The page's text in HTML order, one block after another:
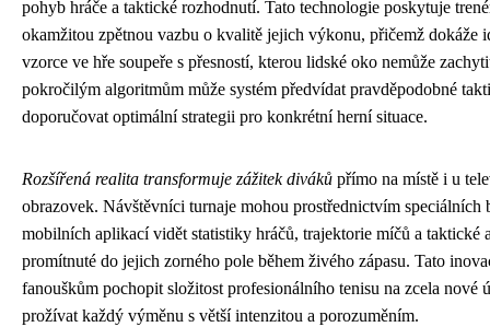
pohyb hráče a taktické rozhodnutí. Tato technologie poskytuje
okamžitou zpětnou vazbu o kvalitě jejich výkonu, přičemž dokáže
vzorce ve hře soupeře s přesností, kterou lidské oko nemůže
pokročilým algoritmům může systém předvídat pravděpodobné
doporučovat optimální strategii pro konkrétní herní situace.
Rozšířená realita transformuje zážitek diváků přímo na místě i u
obrazovek. Návštěvníci turnaje mohou prostřednictvím speciálních
mobilních aplikací vidět statistiky hráčů, trajektorie míčů a taktické
promítnuté do jejich zorného pole během živého zápasu. Tato
fanouškům pochopit složitost profesionálního tenisu na zcela nové
prožívat každý výměnu s větší intenzitou a porozuměním.